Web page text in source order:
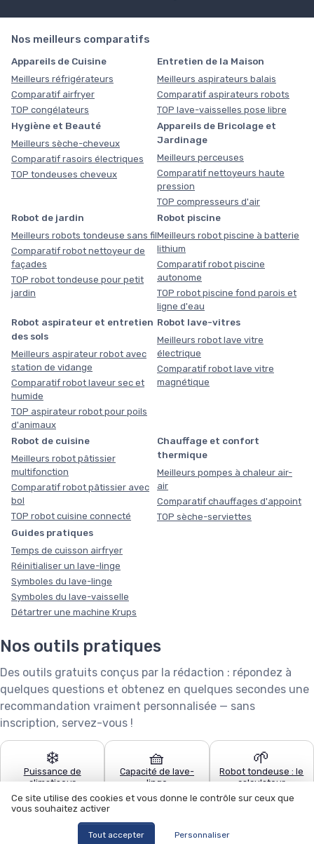
Nos meilleurs comparatifs
Appareils de Cuisine
Meilleurs réfrigérateurs
Comparatif airfryer
TOP congélateurs
Entretien de la Maison
Meilleurs aspirateurs balais
Comparatif aspirateurs robots
TOP lave-vaisselles pose libre
Hygiène et Beauté
Meilleurs sèche-cheveux
Comparatif rasoirs électriques
TOP tondeuses cheveux
Appareils de Bricolage et
Jardinage
Meilleurs perceuses
Comparatif nettoyeurs haute
pression
TOP compresseurs d'air
Robot de jardin
Meilleurs robots tondeuse sans fil
Comparatif robot nettoyeur de
façades
TOP robot tondeuse pour petit
jardin
Robot piscine
Meilleurs robot piscine à batterie
lithium
Comparatif robot piscine
autonome
TOP robot piscine fond parois et
ligne d'eau
Robot aspirateur et entretien
des sols
Meilleurs aspirateur robot avec
station de vidange
Comparatif robot laveur sec et
humide
TOP aspirateur robot pour poils
d'animaux
Robot lave-vitres
Meilleurs robot lave vitre
électrique
Comparatif robot lave vitre
magnétique
Robot de cuisine
Meilleurs robot pâtissier
multifonction
Comparatif robot pâtissier avec
bol
TOP robot cuisine connecté
Chauffage et confort
thermique
Meilleurs pompes à chaleur air-
air
Comparatif chauffages d'appoint
TOP sèche-serviettes
Guides pratiques
Temps de cuisson airfryer
Réinitialiser un lave-linge
Symboles du lave-linge
Symboles du lave-vaisselle
Détartrer une machine Krups
Nos outils pratiques
Des outils gratuits conçus par la rédaction : répondez à
quelques questions et obtenez en quelques secondes une
recommandation vraiment personnalisée — sans
inscription, servez-vous !
❄️
Puissance de
climatiseur
🧺
Capacité de lave-
linge
🌱
Robot tondeuse : le
calculateur
🧹
Quel aspirateur
Configurateur lave-
vaisselle
Ce site utilise des cookies et vous donne le contrôle sur ceux que
vous souhaitez activer
Tout accepter Personnaliser